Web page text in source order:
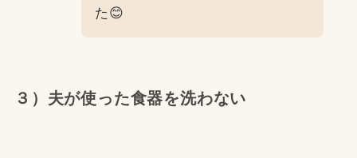
た😊
３）夫が使った食器を洗わない